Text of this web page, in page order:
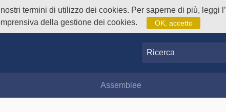
termini di utilizzo dei cookies. Per saperne di più, leggi l’
della gestione dei cookies.
OK, accetto
Ricerca
Assemblee